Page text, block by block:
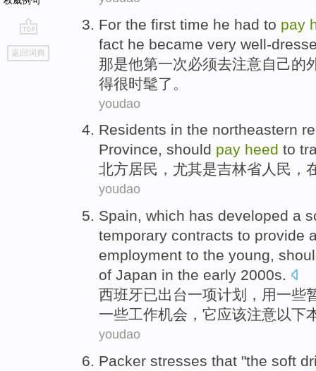
go
top
返回词典
For the first time he had to pay
fact he became very well-
那是他第一次必须去注意自己的
得很时髦了 。
youdao
Residents in the northeastern
Province, should pay heed to
北方居民 ， 尤其是吉林省人民 ，
youdao
Spain, which has developed a
temporary contracts to provide
employment to the young,
of Japan in the early 2000s.
西班牙已出台一项计划 ，用一些
一些工作机会 ，它应该注意以下
youdao
Packer stresses that "the soft